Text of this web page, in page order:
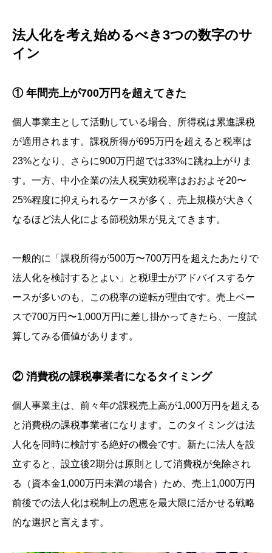
法人化を考え始めるべき3つの数字のサ
イン
① 年間売上が700万円を超えてきた
個人事業主として活動している場合、所得税は累進課税
が適用されます。課税所得が695万円を超えると税率は
23%となり、さらに900万円超では33%に跳ね上がりま
す。一方、中小企業の法人税実効税率はおおよそ20〜
25%程度に抑えられるケースが多く、売上規模が大きく
なるほど法人化による節税効果が見えてきます。
一般的に「課税所得が500万〜700万円を超えたあたりで
法人化を検討するとよい」と税理士がアドバイスするケ
ースが多いのも、この税率の逆転が理由です。売上ベー
スで700万円〜1,000万円に差し掛かってきたら、一度試
算してみる価値があります。
② 消費税の課税事業者になるタイミング
個人事業主は、前々年の課税売上高が1,000万円を超える
と消費税の課税事業者になります。このタイミングは法
人化を同時に検討する絶好の機会です。新たに法人を設
立すると、設立後2期分は原則として消費税が免除され
る（資本金1,000万円未満の場合）ため、売上1,000万円
前後での法人化は税制上の恩恵を最大限に活かせる戦略
的な選択と言えます。